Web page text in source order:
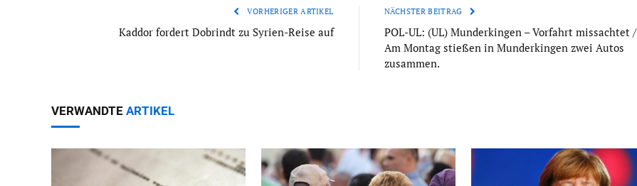
VORHERIGER ARTIKEL
Kaddor fordert Dobrindt zu Syrien-Reise auf
NÄCHSTER BEITRAG
POL-UL: (UL) Munderkingen – Vorfahrt missachtet /
Am Montag stießen in Munderkingen zwei Autos
zusammen.
VERWANDTE ARTIKEL